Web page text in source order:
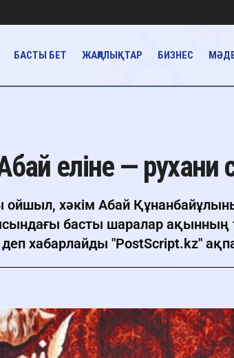
БАСТЫ БЕТ ЖАҢАЛЫҚТАР БИЗНЕС
еліне — рухани
ойшыл, хәкім Абай
басты шаралар ақынның
хабарлайды "PostScript.kz"